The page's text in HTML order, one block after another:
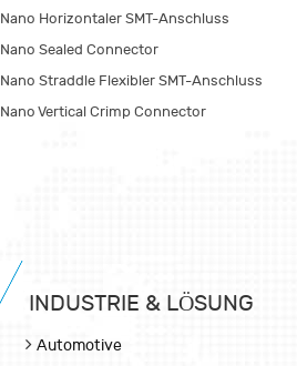
Nano Horizontaler SMT-Anschluss
Nano Sealed Connector
Nano Straddle Flexibler SMT-Anschluss
Nano Vertical Crimp Connector
INDUSTRIE & LÖSUNG
Automotive